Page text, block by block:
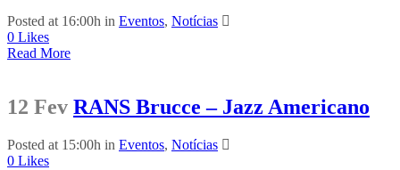
Posted at 16:00h in Eventos, Notícias
0 Likes
Read More
12 Fev RANS Brucce – Jazz Americano
Posted at 15:00h in Eventos, Notícias
0 Likes